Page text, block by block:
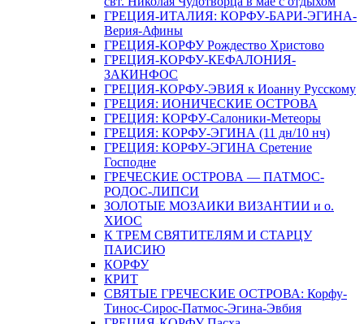
ГРЕЦИЯ-ИТАЛИЯ: КОРФУ-БАРИ-ЭГИНА-
Верия-Афины
ГРЕЦИЯ-КОРФУ Рождество Христово
ГРЕЦИЯ-КОРФУ-КЕФАЛОНИЯ-
ЗАКИНФОС
ГРЕЦИЯ-КОРФУ-ЭВИЯ к Иоанну Русскому
ГРЕЦИЯ: ИОНИЧЕСКИЕ ОСТРОВА
ГРЕЦИЯ: КОРФУ-Салоники-Метеоры
ГРЕЦИЯ: КОРФУ-ЭГИНА (11 дн/10 нч)
ГРЕЦИЯ: КОРФУ-ЭГИНА Сретение
Господне
ГРЕЧЕСКИЕ ОСТРОВА — ПАТМОС-
РОДОС-ЛИПСИ
ЗОЛОТЫЕ МОЗАИКИ ВИЗАНТИИ и о.
ХИОС
К ТРЕМ СВЯТИТЕЛЯМ И СТАРЦУ
ПАИСИЮ
КОРФУ
КРИТ
СВЯТЫЕ ГРЕЧЕСКИЕ ОСТРОВА: Корфу-
Тинос-Сирос-Патмос-Эгина-Эвбия